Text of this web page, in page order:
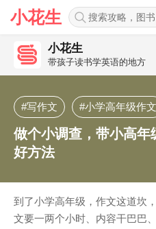
小花生
小花生
带孩子读书学英语的地方
#写作文 #小学高年级作文
做个小调查，带小高年
好方法
到了小学高年级，作文这道
文要一两个小时、内容干巴巴